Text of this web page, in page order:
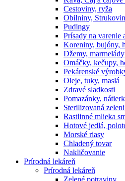
Cestoviny, ryža
Obilniny,
Pudingy
Prísady na varenie
Koreniny, bujóny,
Džemy, marmelády
Omáčky, kečupy,
Pekárenské
Oleje, tuky, maslá
Zdravé sladkosti
Pomazánky,
Sterilizovaná
Rastlinné mlieka
Hotové jedlá,
Morské riasy
Chladený tovar
Nakličovanie
Prírodná lekáreň
Prírodná lekáreň
Zelené potraviny